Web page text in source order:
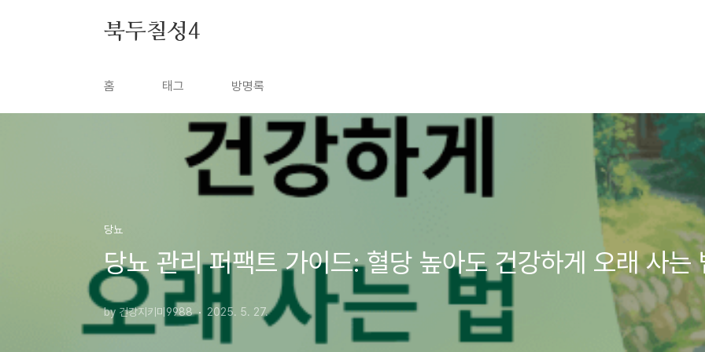
북두칠성4
홈 태그 방명록
당뇨
당뇨 관리 퍼팩트 가이드: 혈당 높아도 건강하게 오래 사는
by 건강지키미9988 2025. 5. 27.